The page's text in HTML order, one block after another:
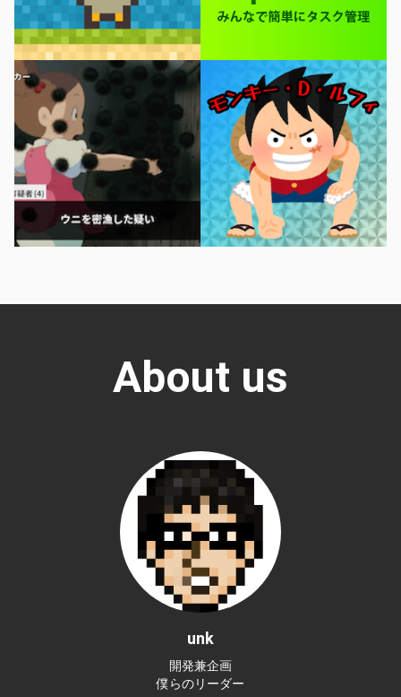
About us
unk
開発兼企画
僕らのリーダー